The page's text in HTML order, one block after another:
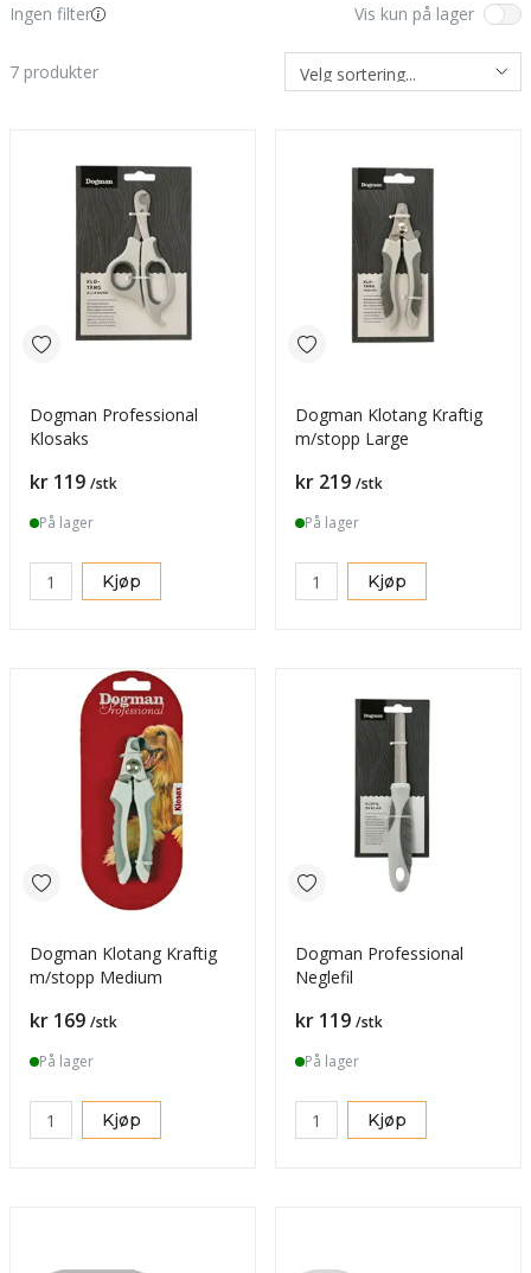
Ingen filter Vis kun på lager
7 produkter
Dogman Professional
Klosaks
Pris
kr 119 /stk
På lager
Kjøp
Dogman Klotang Kraftig
m/stopp Large
Pris
kr 219 /stk
På lager
Kjøp
Dogman Klotang Kraftig
m/stopp Medium
Pris
kr 169 /stk
På lager
Kjøp
Dogman Professional
Neglefil
Pris
kr 119 /stk
På lager
Kjøp